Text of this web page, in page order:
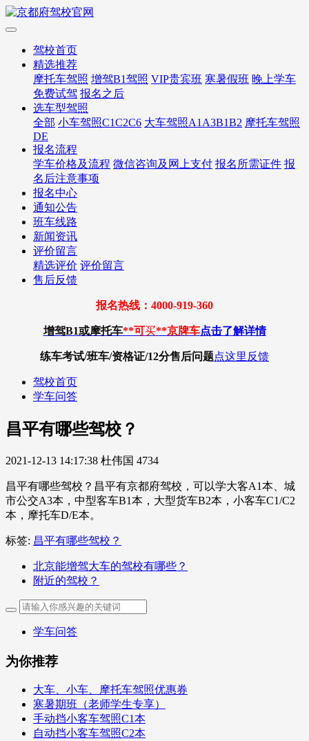
驾校首页
精选推荐
摩托车驾照 增驾B1驾照 VIP贵宾班 寒暑假班 晚上学车
免费试驾 报名之后
选车型驾照
全部 小车驾照C1C2C6 大车驾照A1A3B1B2 摩托车驾照
DE
报名流程
学车价格及流程 微信咨询及网上支付 报名所需证件 报
名后注意事项
报名中心
通知公告
班车线路
新闻资讯
评价留言
精选评价 评价留言
售后反馈
报名热线：4000-919-360
增驾B1或摩托车**可买**京牌车点击了解详情
练车考试/班车/资格证/12分售后问题点这里反馈
驾校首页
学车问答
昌平有哪些驾校？
2021-12-13 14:17:38 杜伟国 4734
昌平有哪些驾校？昌平有京都府驾校，可以学大客A1本、城
市公交A3本，中型客车B1本，大型货车B2本，小客车C1/C2
本，摩托车D/E本。
标签: 昌平有哪些驾校？
北京能增驾大车的驾校有哪些？
附近的驾校？
学车问答
为你推荐
大车、小车、摩托车驾照优惠券
寒暑期班（老师学生专享）
手动挡小客车驾照C1本
自动挡小客车驾照C2本